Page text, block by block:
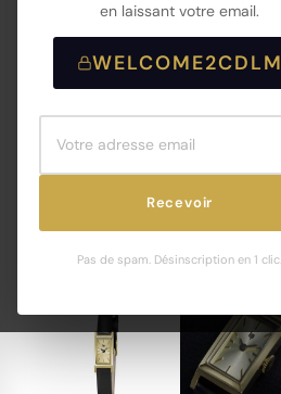
en laissant votre email.
WELCOME2CDLM
Recevoir
Pas de spam. Désinscription en 1 clic.